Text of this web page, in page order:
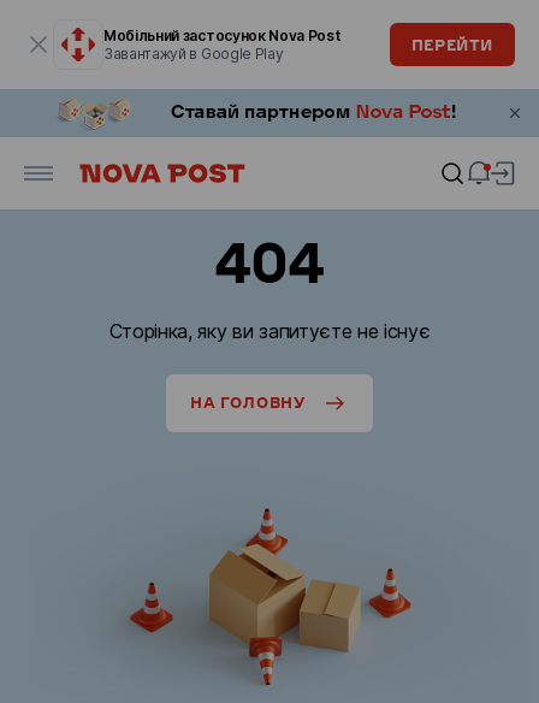
Мобільний застосунок Nova Post
Завантажуй в Google Play
ПЕРЕЙТИ
404
Сторінка, яку ви запитуєте не існує
НА ГОЛОВНУ